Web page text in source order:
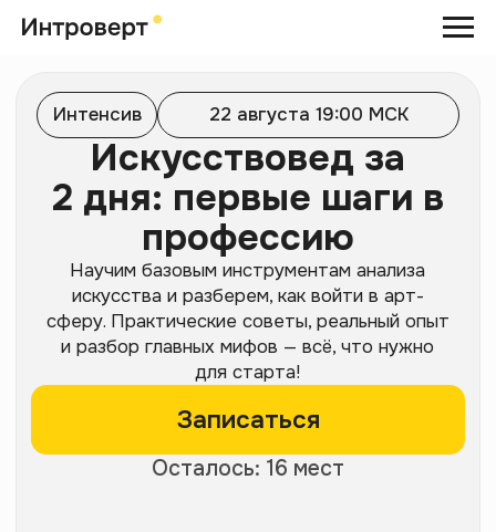
Искусствовед за
2 дня: первые шаги в
профессию
Научим базовым инструментам анализа
искусства и разберем, как войти в арт-
сферу. Практические советы, реальный опыт
и разбор главных мифов — всё, что нужно
для старта!
Записаться
Осталось: 16 мест